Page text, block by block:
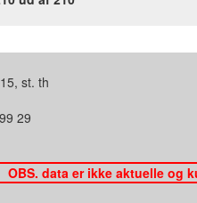
st. th
29
OBS. data er ikke aktuelle og